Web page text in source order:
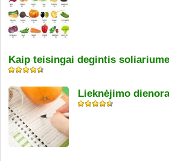
Kaip teisingai degintis soliariume
Lieknėjimo